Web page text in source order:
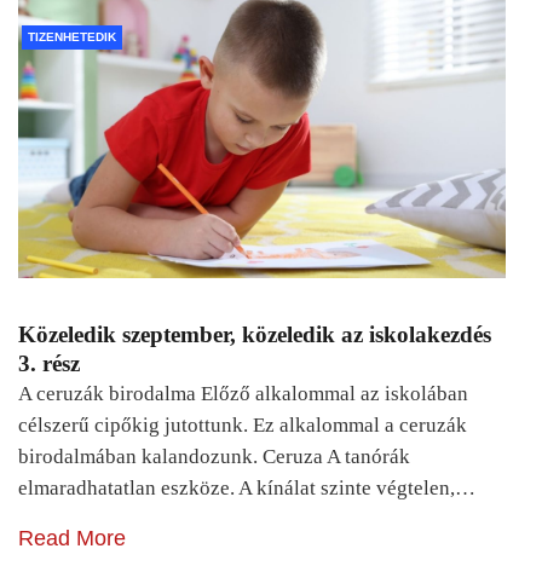
TIZENHETEDIK
Közeledik szeptember, közeledik az iskolakezdés
3. rész
A ceruzák birodalma Előző alkalommal az iskolában
célszerű cipőkig jutottunk. Ez alkalommal a ceruzák
birodalmában kalandozunk. Ceruza A tanórák
elmaradhatatlan eszköze. A kínálat szinte végtelen,…
Read More